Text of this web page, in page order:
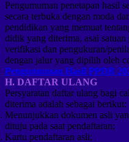
Pengumuman penetapan hasil
secara terbuka dengan moda
pendidikan yang memuat
didik yang diterima, asal
verifikasi dan pengukuran/
dengan jalur yang dipilih oleh
Pengumuman Hasil PPDB
H. DAFTAR ULANG
Persyaratan daftar ulang bagi
diterima adalah sebagai berikut:
Menunjukkan dokumen asli
dituju pada saat pendaftaran;
Kartu pendaftaran asli;